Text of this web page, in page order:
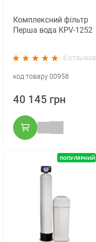
Комплексний фільтр
Перша вода KPV-1252
6 отзывов
код товару 00958
40 145 грн
ПОПУЛЯРНИЙ